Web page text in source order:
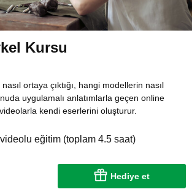
Kursu
ortaya çıktığı, hangi modellerin nasıl
uygulamalı anlatımlarla geçen online
videolarla kendi eserlerini oluşturur.
eğitim (toplam 4.5 saat)
Hediye et